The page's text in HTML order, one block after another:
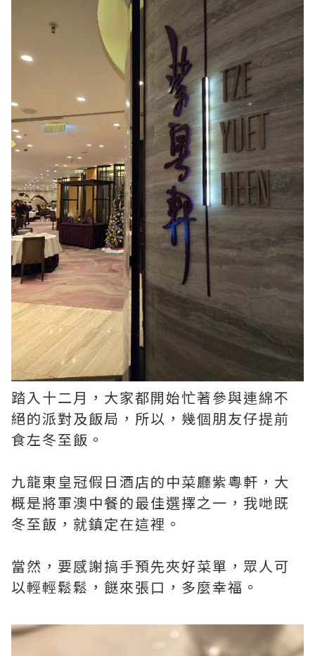
踏入十二月，大家都開始忙著參與連綿不
絕的派對及飯局，所以，幾個朋友仔提前
食左冬至飯。
九龍東皇冠假日酒店的中菜廳紫粵軒，大
概是將軍澳中餐的最佳選擇之一，我哋既
冬至飯，就鎮定在這裡。
當然，要感謝搞手預先夾好菜單，眾人可
以輕輕鬆鬆，餸來張口，多麼幸福。